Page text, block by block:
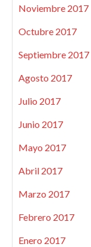
Noviembre 2017
Octubre 2017
Septiembre 2017
Agosto 2017
Julio 2017
Junio 2017
Mayo 2017
Abril 2017
Marzo 2017
Febrero 2017
Enero 2017